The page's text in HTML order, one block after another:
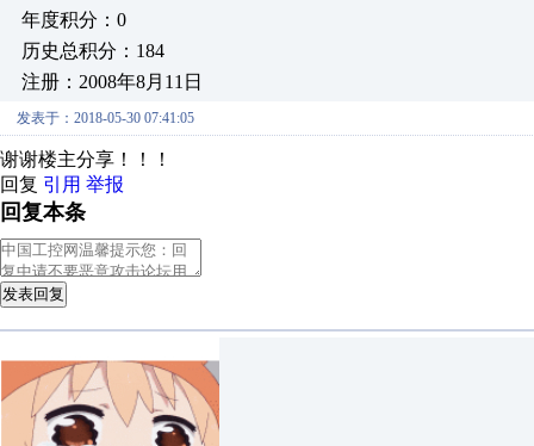
年度积分：0
历史总积分：184
注册：2008年8月11日
发表于：2018-05-30 07:41:05
谢谢楼主分享！！！
回复 引用 举报
回复本条
发表回复